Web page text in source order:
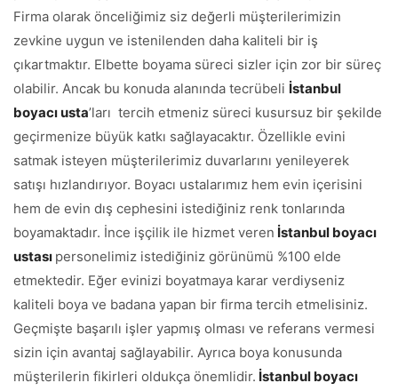
Firma olarak önceliğimiz siz değerli müşterilerimizin
zevkine uygun ve istenilenden daha kaliteli bir iş
çıkartmaktır. Elbette boyama süreci sizler için zor bir süreç
olabilir. Ancak bu konuda alanında tecrübeli İstanbul
boyacı usta’ları tercih etmeniz süreci kusursuz bir şekilde
geçirmenize büyük katkı sağlayacaktır. Özellikle evini
satmak isteyen müşterilerimiz duvarlarını yenileyerek
satışı hızlandırıyor. Boyacı ustalarımız hem evin içerisini
hem de evin dış cephesini istediğiniz renk tonlarında
boyamaktadır. İnce işçilik ile hizmet veren İstanbul boyacı
ustası personelimiz istediğiniz görünümü %100 elde
etmektedir. Eğer evinizi boyatmaya karar verdiyseniz
kaliteli boya ve badana yapan bir firma tercih etmelisiniz.
Geçmişte başarılı işler yapmış olması ve referans vermesi
sizin için avantaj sağlayabilir. Ayrıca boya konusunda
müşterilerin fikirleri oldukça önemlidir. İstanbul boyacı